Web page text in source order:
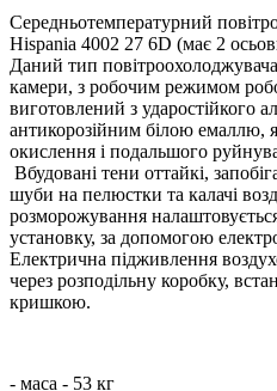
Середньотемпературний
Hispania 4002 27 6D (має 2
Даний тип
камери, з робочим режимом
виготовлений з ударостійкого
антикорозійним білою емаллю,
окислення і подальшого
Вбудовані тени оттайкі,
шуби на пелюстки та калачі
розморожування
установку, за допомогою
Електрична підживлення
через розподільну коробку,
кришкою.
- маса - 53 кг